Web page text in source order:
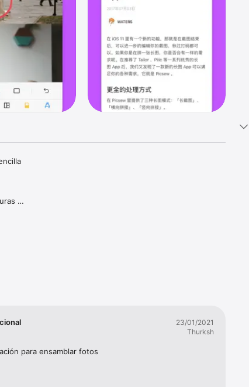
23/01/2021
Thurksh
para ensamblar fotos